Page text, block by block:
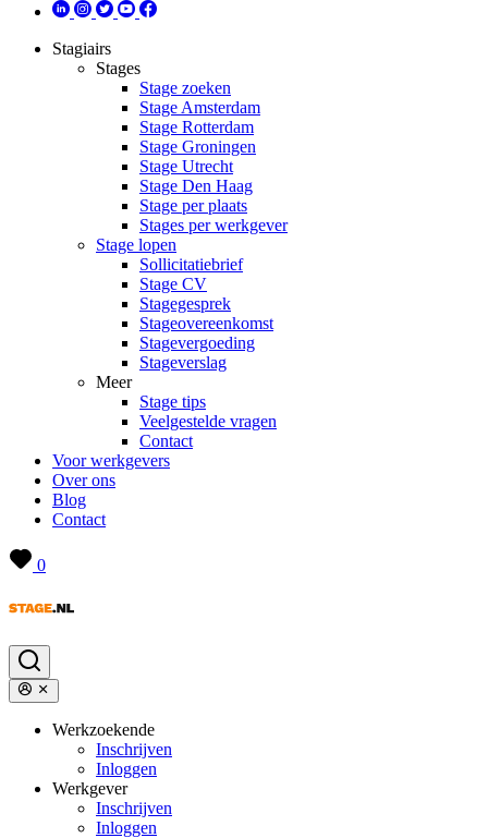
Stagiairs
Stages
Stage zoeken
Stage Amsterdam
Stage Rotterdam
Stage Groningen
Stage Utrecht
Stage Den Haag
Stage per plaats
Stages per werkgever
Stage lopen
Sollicitatiebrief
Stage CV
Stagegesprek
Stageovereenkomst
Stagevergoeding
Stageverslag
Meer
Stage tips
Veelgestelde vragen
Contact
Voor werkgevers
Over ons
Blog
Contact
0
Werkzoekende
Inschrijven
Inloggen
Werkgever
Inschrijven
Inloggen